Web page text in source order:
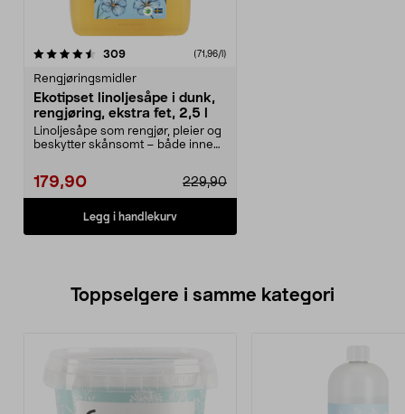
309anmeldelser (71,96/l)
Rengjøringsmidler
Ekotipset linoljesåpe i dunk,
rengjøring, ekstra fet, 2,5 l
Linoljesåpe som rengjør, pleier og
beskytter skånsomt – både inne
229,90
179,90
Legg i handlekurv
Toppselgere i samme kategori